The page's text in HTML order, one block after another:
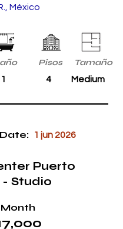
México
Pisos Tamaño
1 4 Medium
1 jun 2026
Puerto
Studio